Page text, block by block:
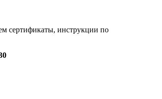
сертификаты, инструкции по